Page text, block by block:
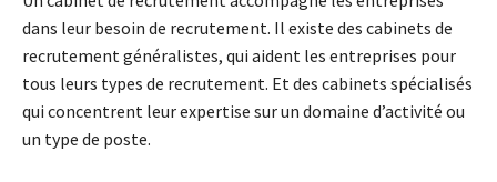
dans leur besoin de recrutement. Il existe des cabinets de
recrutement généralistes, qui aident les entreprises pour
tous leurs types de recrutement. Et des cabinets spécialisés
qui concentrent leur expertise sur un domaine d’activité ou
un type de poste.